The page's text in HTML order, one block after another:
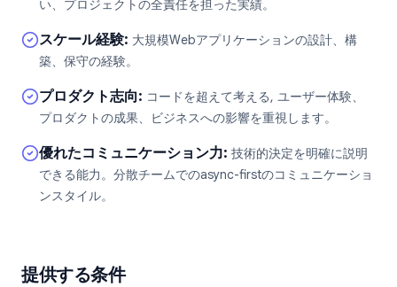
い、プロジェクトの全責任を担った実績。
スケール経験: 大規模Webアプリケーションの設計、構
築、保守の経験。
プロダクト志向: コードを超えて考える, ユーザー体験、
プロダクトの成果、ビジネスへの影響を重視します。
優れたコミュニケーション力: 技術的決定を明確に説明
できる能力。分散チームでのasync-firstのコミュニケーショ
ンスタイル。
提供する条件